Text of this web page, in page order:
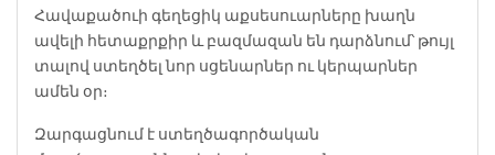
Հավաքածուի գեղեցիկ աքսեսուարները խաղն
ավելի հետաքրքիր և բազմազան են դարձնում՝ թույլ
տալով ստեղծել նոր սցենարներ ու կերպարներ
ամեն օր։
Զարգացնում է ստեղծագործական